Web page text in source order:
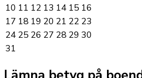
10 11 12 13 14 15 16
17 18 19 20 21 22 23
24 25 26 27 28 29 30
31